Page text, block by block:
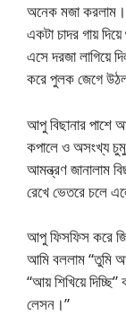
অনেক মজা করলাম।
একটা চাদর গায়
এসে দরজা লাগিয়ে
করে পুলক জেগে
আপু বিছানার পাশে
কপালে ও অসংখ্য চুমু
আমন্ত্রণ জানালাম
রেখে ভেতরে চলে
আপু ফিসফিস করে
আমি বললাম “তুমি
“আয় শিখিয়ে
লেসন।”